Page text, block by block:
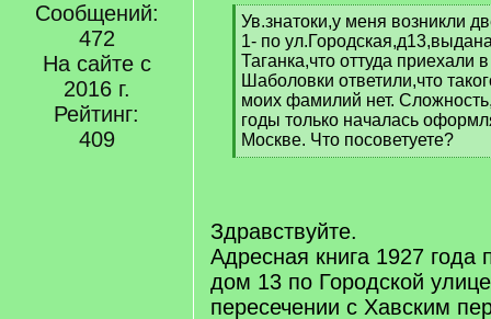
Сообщений:
472
На сайте с
2016 г.
Рейтинг:
409
[
q
]
Ув.знатоки,у меня возникли
1- по
Таганка,что оттуда приехали
Шаболовки ответили,что
моих фамилий нет.
годы только началась
Москве. Что посоветуете?
[
Здравствуйте.
Адресная книга 1927 года
дом 13 по Городской
пересечении с Хавским